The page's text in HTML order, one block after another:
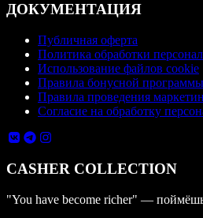
ДОКУМЕНТАЦИЯ
Публичная оферта
Политика обработки
Использование файлов cookie
Правила бонусной программы
Правила проведения
Согласие на обработку
CASHER COLLECTION
"You have become richer" —